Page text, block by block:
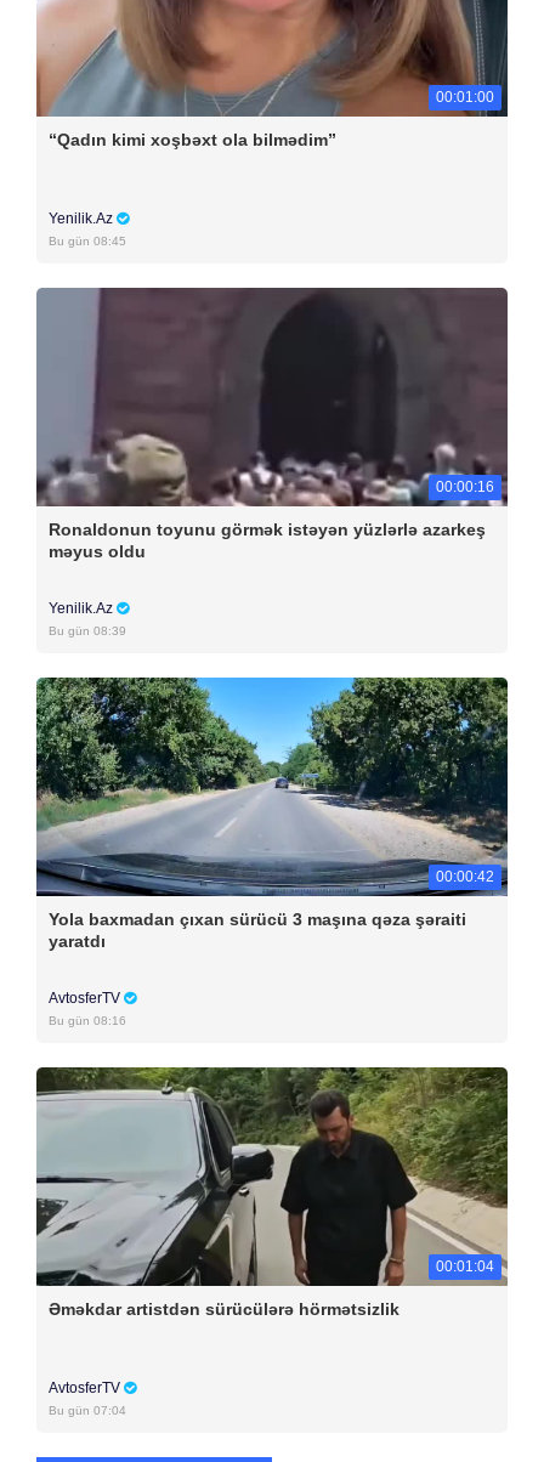
00:01:00
“Qadın kimi xoşbəxt ola bilmədim”
Yenilik.Az
Bu gün 08:45
00:00:16
Ronaldonun toyunu görmək istəyən yüzlərlə azarkeş
məyus oldu
Yenilik.Az
Bu gün 08:39
00:00:42
Yola baxmadan çıxan sürücü 3 maşına qəza şəraiti
yaratdı
AvtosferTV
Bu gün 08:16
00:01:04
Əməkdar artistdən sürücülərə hörmətsizlik
AvtosferTV
Bu gün 07:04